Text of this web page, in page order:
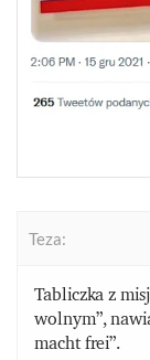
Teza:
Tabliczka z
wolnym”,
macht frei”.